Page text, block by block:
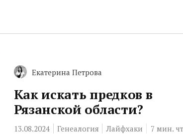
Екатерина Петрова
Как искать предков в
Рязанской области?
13.08.2024 Генеалогия Лайфхаки 7 мин.